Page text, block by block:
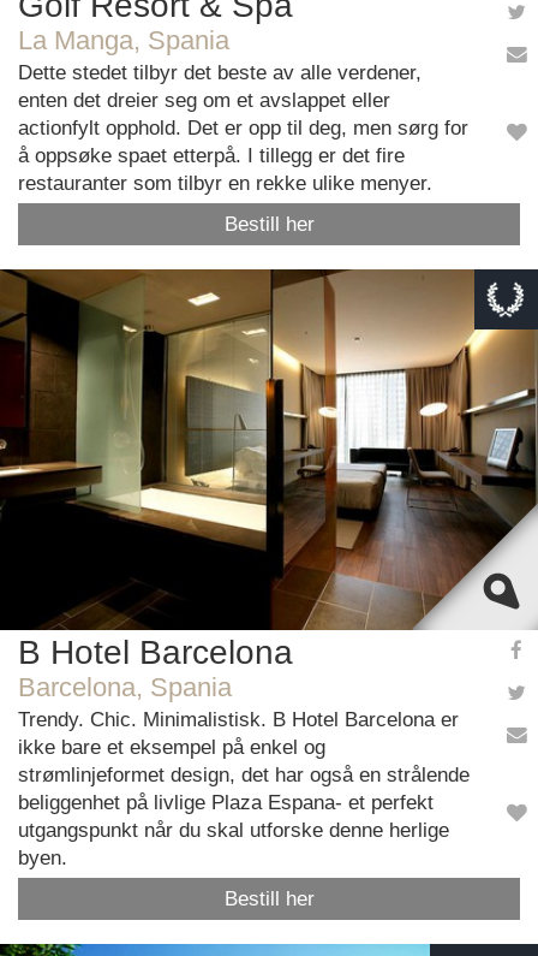
La Manga, Spania
Dette stedet tilbyr det beste av alle verdener,
enten det dreier seg om et avslappet eller
actionfylt opphold. Det er opp til deg, men sørg for
å oppsøke spaet etterpå. I tillegg er det fire
restauranter som tilbyr en rekke ulike menyer.
Bestill her
This page can't load Google Maps correctly.
Do you own this website?
OK
B Hotel Barcelona
Barcelona, Spania
Trendy. Chic. Minimalistisk. B Hotel Barcelona er
ikke bare et eksempel på enkel og
strømlinjeformet design, det har også en strålende
beliggenhet på livlige Plaza Espana- et perfekt
utgangspunkt når du skal utforske denne herlige
byen.
Bestill her